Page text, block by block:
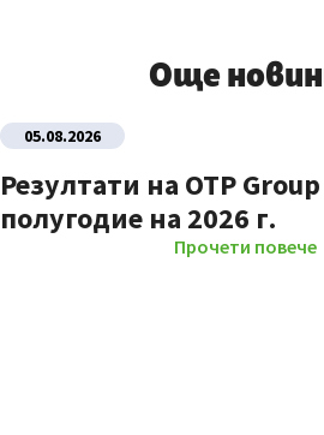
Още
05.08.2026
Резултати на OTP
полугодие на 2026 г.
Прочети повече